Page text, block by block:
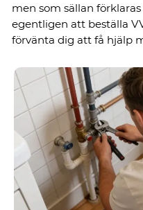
men som sällan
egentligen att beställa
förvänta dig att få hjälp